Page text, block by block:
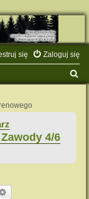
Zaloguj się
się
4/6